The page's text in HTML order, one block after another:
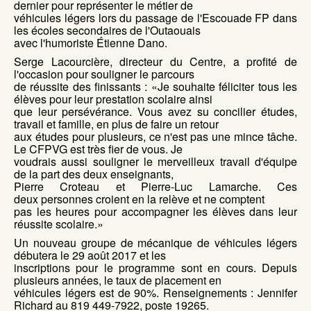
dernier pour représenter le métier de
véhicules légers lors du passage de l'Escouade FP dans
les écoles secondaires de l'Outaouais
avec l'humoriste Étienne Dano.
Serge Lacourcière, directeur du Centre, a profité de
l'occasion pour souligner le parcours
de réussite des finissants : «Je souhaite féliciter tous les
élèves pour leur prestation scolaire ainsi
que leur persévérance. Vous avez su concilier études,
travail et famille, en plus de faire un retour
aux études pour plusieurs, ce n'est pas une mince tâche.
Le CFPVG est très fier de vous. Je
voudrais aussi souligner le merveilleux travail d'équipe
de la part des deux enseignants,
Pierre Croteau et Pierre-Luc Lamarche. Ces
deux personnes croient en la relève et ne comptent
pas les heures pour accompagner les élèves dans leur
réussite scolaire.»
Un nouveau groupe de mécanique de véhicules légers
débutera le 29 août 2017 et les
inscriptions pour le programme sont en cours. Depuis
plusieurs années, le taux de placement en
véhicules légers est de 90%. Renseignements : Jennifer
Richard au 819 449-7922, poste 19265.